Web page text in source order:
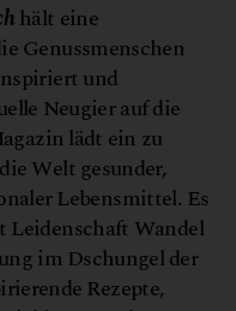
hält eine
Genussmenschen
und
Neugier auf die
lädt ein zu
Welt gesunder,
Lebensmittel. Es
Wandel
im Dschungel der
Rezepte,